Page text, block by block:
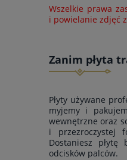
Wszelkie prawa
i powielanie zdjęć
Zanim płyta
Płyty używane
myjemy i
wewnętrzne oraz
i przezroczystej
Dostaniesz płytę
odcisków palców.